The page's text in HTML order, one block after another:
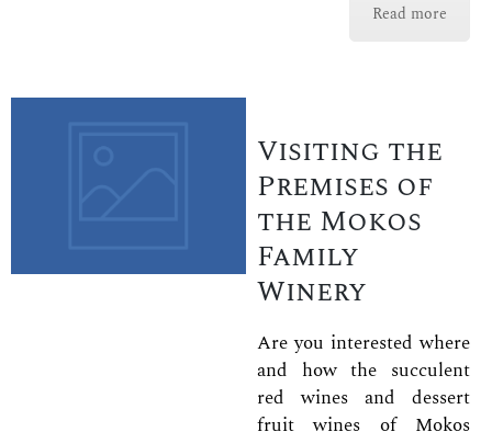
Read more
Visiting the
Premises of
the Mokos
Family
Winery
Are you interested where
and how the succulent
red wines and dessert
fruit wines of Mokos